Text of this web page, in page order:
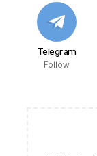
Telegram
Follow